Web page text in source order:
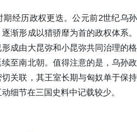
期经历政权更迭。公元前2世纪乌孙
渐形成以猎骄靡为首的政权体系。
成由大昆弥和小昆弥共同治理的格
至南北朝。值得注意的是，乌孙政
关联，其王室长期与匈奴单于保持
细节在三国史料中记载较少。